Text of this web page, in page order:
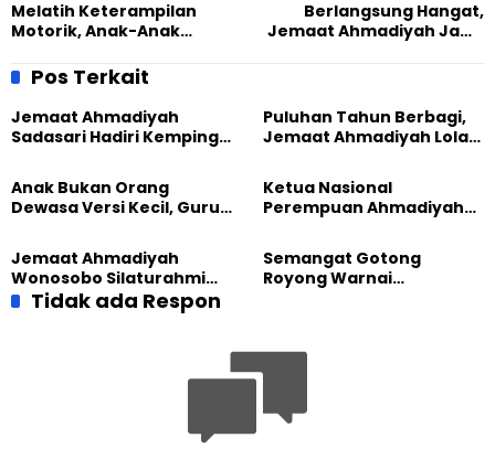
Melatih Keterampilan
Motorik, Anak-Anak
Mengikuti Cooking Class
Berlangsung Hangat,
Jemaat Ahmadiyah Jawa
Universitas Islam Negeri
Pos Terkait
Jemaat Ahmadiyah
Sadasari Hadiri Kemping
Majalengka
Puluhan Tahun Berbagi,
Jemaat Ahmadiyah Lolak
Sembako kepada Warga
Anak Bukan Orang
Dewasa Versi Kecil, Guru
Pendidikan BERLIAN
Ketua Nasional
Perempuan Ahmadiyah
Besar Universitas
Terbuka
Jemaat Ahmadiyah
Wonosobo Silaturahmi
Hangat dengan Jemaat
Semangat Gotong
Royong Warnai
Tidak ada Respon